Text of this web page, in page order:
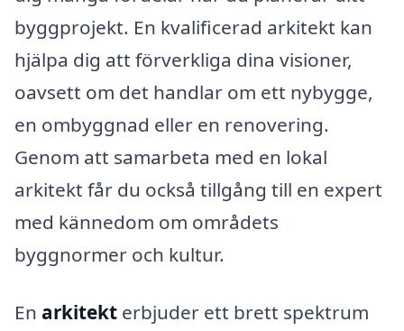
byggprojekt. En kvalificerad arkitekt kan
hjälpa dig att förverkliga dina visioner,
oavsett om det handlar om ett nybygge,
en ombyggnad eller en renovering.
Genom att samarbeta med en lokal
arkitekt får du också tillgång till en expert
med kännedom om områdets
byggnormer och kultur.
En arkitekt erbjuder ett brett spektrum